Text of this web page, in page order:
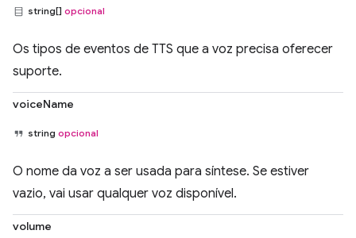
string[] opcional
Os tipos de eventos de TTS que a voz precisa oferecer
suporte.
voiceName
string opcional
O nome da voz a ser usada para síntese. Se estiver
vazio, vai usar qualquer voz disponível.
volume